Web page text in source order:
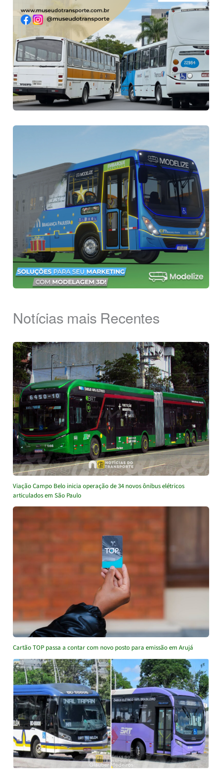
Notícias mais Recentes
Viação Campo Belo inicia operação de 34 novos ônibus elétricos
articulados em São Paulo
Cartão TOP passa a contar com novo posto para emissão em Arujá